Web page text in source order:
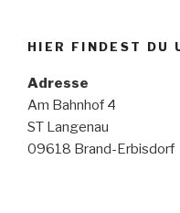
HIER FINDEST DU
Adresse
Am Bahnhof 4
ST Langenau
09618 Brand-Erbisdorf